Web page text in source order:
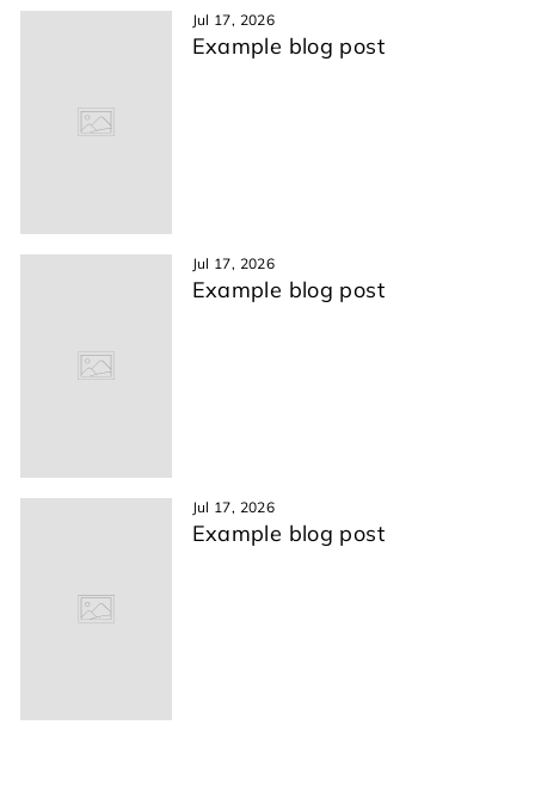
Jul 17, 2026
Example blog post
Jul 17, 2026
Example blog post
Jul 17, 2026
Example blog post